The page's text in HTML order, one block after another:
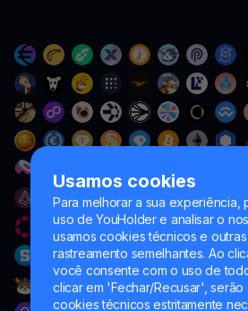
Usamos cookies
Para melhorar a sua experiência,
uso de YouHolder e analisar o
usamos cookies técnicos e
rastreamento semelhantes. Ao
você consente com o uso de
clicar em 'Fechar/Recusar', serão
cookies técnicos estritamente